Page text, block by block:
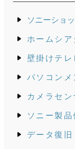
ソニーショ
ホームシア
壁掛けテレ
パソコンメ
カメラセ
ソニー製
データ復旧